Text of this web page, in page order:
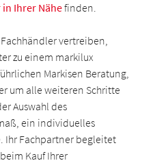
Ihrer Nähefinden.
vertreiben,
zu einem markilux
Markisen Beratung,
um alle weiteren Schritte
Auswahl des
ein individuelles
Ihr Fachpartner begleitet
Kauf Ihrer